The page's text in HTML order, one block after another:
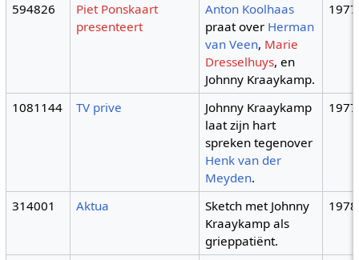
594826
Piet Ponskaart
presenteert
Anton Koolhaas
praat over Herman
van Veen, Marie
Dresselhuys, en
Johnny Kraaykamp.
1977
1081144 TV prive
Johnny Kraaykamp
laat zijn hart
spreken tegenover
Henk van der
Meyden.
1977
314001 Aktua
Sketch met Johnny
Kraaykamp als
grieppatiënt.
1978